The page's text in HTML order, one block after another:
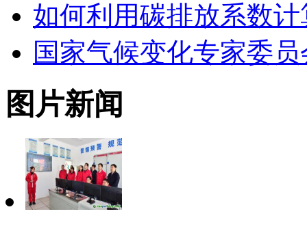
如何利用碳排放系数
国家气候变化专家委
图片新闻